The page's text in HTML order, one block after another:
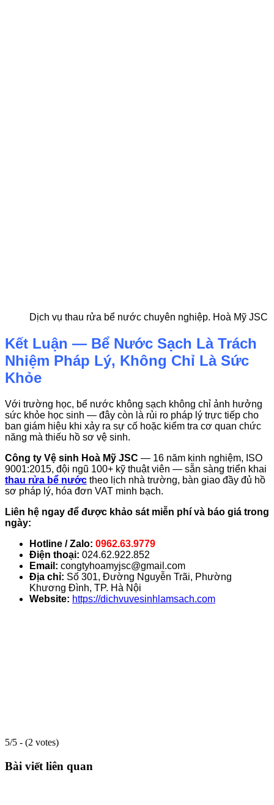
Dịch vụ thau rửa bể nước chuyên nghiệp. Hoà Mỹ JSC
Kết Luận — Bể Nước Sạch Là Trách
Nhiệm Pháp Lý, Không Chỉ Là Sức
Khỏe
Với trường học, bể nước không sạch không chỉ ảnh hưởng
sức khỏe học sinh — đây còn là rủi ro pháp lý trực tiếp cho
ban giám hiệu khi xảy ra sự cố hoặc kiểm tra cơ quan chức
năng mà thiếu hồ sơ vệ sinh.
Công ty Vệ sinh Hoà Mỹ JSC — 16 năm kinh nghiệm, ISO
9001:2015, đội ngũ 100+ kỹ thuật viên — sẵn sàng triển khai
thau rửa bể nước theo lịch nhà trường, bàn giao đầy đủ hồ
sơ pháp lý, hóa đơn VAT minh bạch.
Liên hệ ngay để được khảo sát miễn phí và báo giá trong
ngày:
Hotline / Zalo: 0962.63.9779
Điện thoại: 024.62.922.852
Email: congtyhoamyjsc@gmail.com
Địa chỉ: Số 301, Đường Nguyễn Trãi, Phường
Khương Đình, TP. Hà Nội
Website: https://dichvuvesinhlamsach.com
5/5 - (2 votes)
Bài viết liên quan